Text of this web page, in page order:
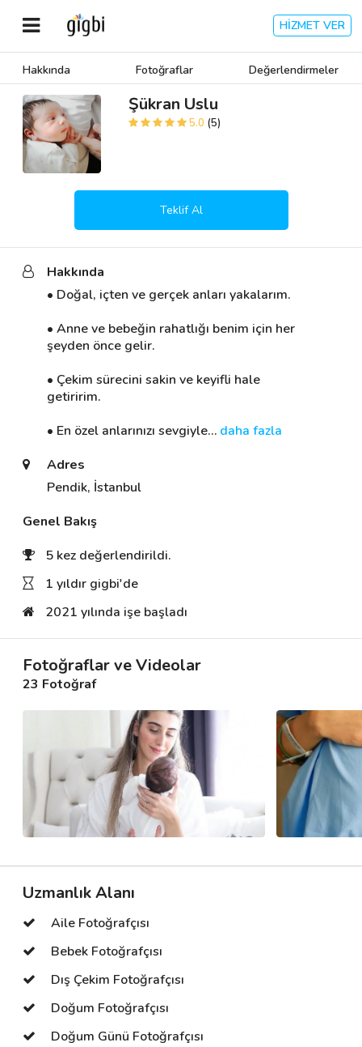
HİZMET VER
Anasayfa
Giriş Yap
Kayıt Ol
🎈 Biz Kimiz?
Müşteri Değerlendirmeleri
Kariyer
Blog
Hakkında Fotoğraflar Değerlendirmeler
Şükran Uslu
5.0 (5)
Teklif Al
Hakkında
• Doğal, içten ve gerçek anları yakalarım.
• Anne ve bebeğin rahatlığı benim için her
şeyden önce gelir.
• Çekim sürecini sakin ve keyifli hale
getiririm.
• En özel anlarınızı sevgiyle… daha fazla
Adres
Pendik, İstanbul
Genel Bakış
5 kez değerlendirildi.
1 yıldır gigbi'de
2021 yılında işe başladı
Fotoğraflar ve Videolar
23 Fotoğraf
Uzmanlık Alanı
Aile Fotoğrafçısı
Bebek Fotoğrafçısı
Dış Çekim Fotoğrafçısı
Doğum Fotoğrafçısı
Doğum Günü Fotoğrafçısı